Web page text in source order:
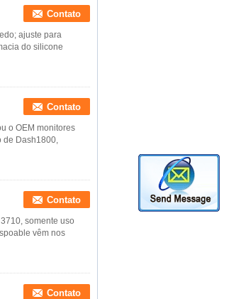
Contato
ajuste para
do silicone
Contato
o OEM monitores
de Dash1800,
Contato
somente uso
vêm nos
Contato